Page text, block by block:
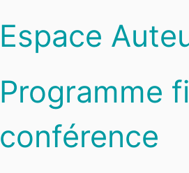
Espace
Programme
conférence